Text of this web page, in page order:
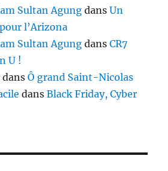
Sultan Agung dansUn
l’Arizona
Sultan Agung dansCR7
U !
dansÔ grand Saint-Nicolas
dansBlack Friday, Cyber